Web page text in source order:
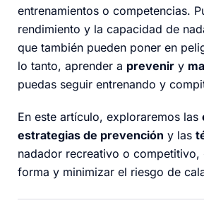
entrenamientos o competencias.
rendimiento y la capacidad de
que también pueden poner en
lo tanto, aprender a prevenir y
puedas seguir entrenando y
En este artículo, exploraremos las
estrategias de prevención y las
nadador recreativo o competitivo,
forma y minimizar el riesgo de